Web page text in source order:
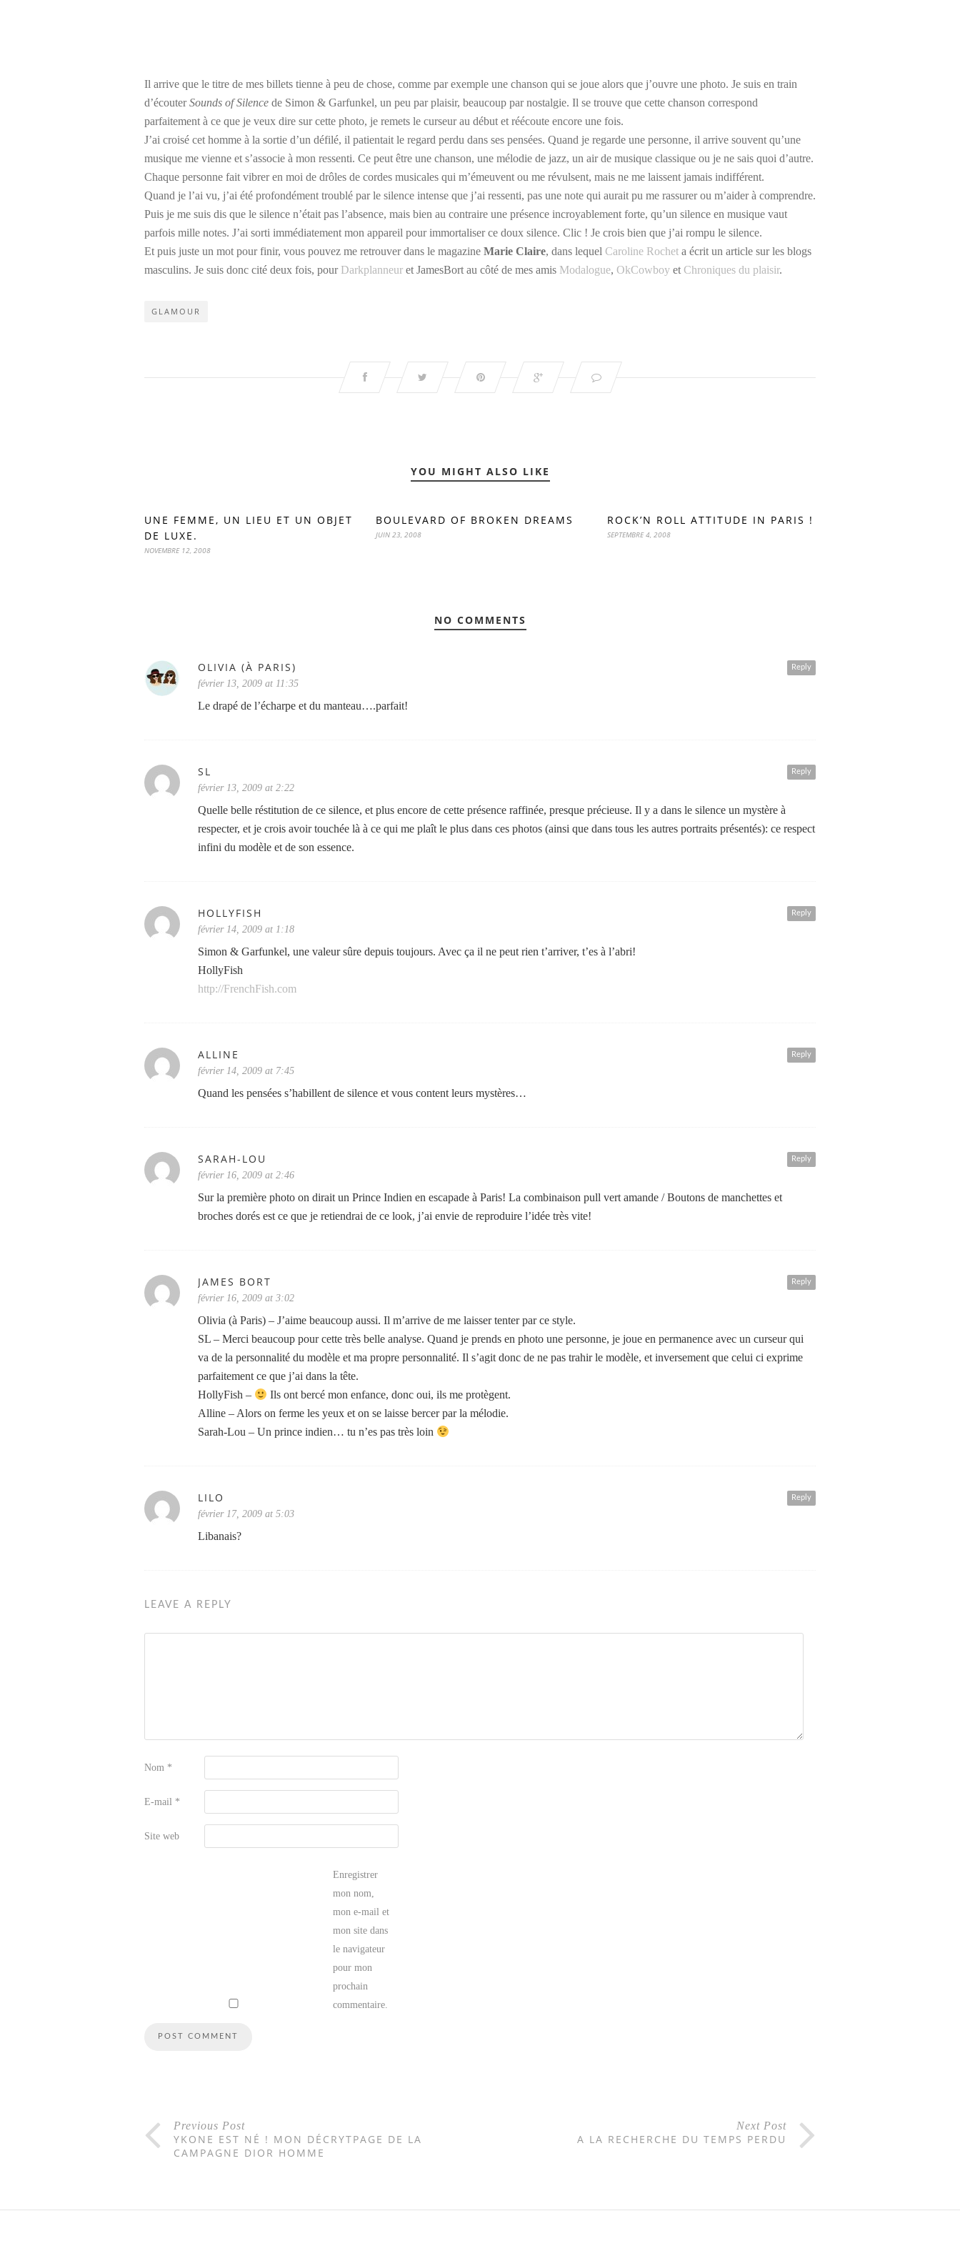
Il arrive que le titre de mes billets tienne à peu de chose, comme par exemple une chanson qui se joue alors que j’ouvre une photo. Je suis en train
d’écouterSounds of Silence de Simon & Garfunkel, un peu par plaisir, beaucoup par nostalgie. Il se trouve que cette chanson correspond
parfaitement à ce que je veux dire sur cette photo, je remets le curseur au début et réécoute encore une fois.
J’ai croisé cet homme à la sortie d’un défilé, il patientait le regard perdu dans ses pensées. Quand je regarde une personne, il arrive souvent qu’une
musique me vienne et s’associe à mon ressenti. Ce peut être une chanson, une mélodie de jazz, un air de musique classique ou je ne sais quoi d’autre.
Chaque personne fait vibrer en moi de drôles de cordes musicales qui m’émeuvent ou me révulsent, mais ne me laissent jamais indifférent.
Quand je l’ai vu, j’ai été profondément troublé par le silence intense que j’ai ressenti, pas une note qui aurait pu me rassurer ou m’aider à comprendre.
Puis je me suis dis que le silence n’était pas l’absence, mais bien au contraire une présence incroyablement forte, qu’un silence en musique vaut
parfois mille notes. J’ai sorti immédiatement mon appareil pour immortaliser ce doux silence. Clic ! Je crois bien que j’ai rompu le silence.
Et puis juste un mot pour finir, vous pouvez me retrouver dans le magazine Marie Claire, dans lequel Caroline Rochet a écrit un article sur les blogs
masculins. Je suis donc cité deux fois, pour Darkplanneur et JamesBort au côté de mes amis Modalogue, OkCowboy et Chroniques du plaisir.
GLAMOUR
YOU MIGHT ALSO LIKE
UNE FEMME, UN LIEU ET UN OBJET
DE LUXE.
NOVEMBRE 12, 2008
BOULEVARD OF BROKEN DREAMS
JUIN 23, 2008
ROCK’N ROLL ATTITUDE IN PARIS !
SEPTEMBRE 4, 2008
NO COMMENTS
Reply
OLIVIA (À PARIS)
février 13, 2009 at 11:35
Le drapé de l’écharpe et du manteau….parfait!
Reply
SL
février 13, 2009 at 2:22
Quelle belle réstitution de ce silence, et plus encore de cette présence raffinée, presque précieuse. Il y a dans le silence un mystère à
respecter, et je crois avoir touchée là à ce qui me plaît le plus dans ces photos (ainsi que dans tous les autres portraits présentés): ce respect
infini du modèle et de son essence.
Reply
HOLLYFISH
février 14, 2009 at 1:18
Simon & Garfunkel, une valeur sûre depuis toujours. Avec ça il ne peut rien t’arriver, t’es à l’abri!
HollyFish
http://FrenchFish.com
Reply
ALLINE
février 14, 2009 at 7:45
Quand les pensées s’habillent de silence et vous content leurs mystères…
Reply
SARAH-LOU
février 16, 2009 at 2:46
Sur la première photo on dirait un Prince Indien en escapade à Paris! La combinaison pull vert amande / Boutons de manchettes et
broches dorés est ce que je retiendrai de ce look, j’ai envie de reproduire l’idée très vite!
Reply
JAMES BORT
février 16, 2009 at 3:02
Olivia (à Paris) – J’aime beaucoup aussi. Il m’arrive de me laisser tenter par ce style.
SL – Merci beaucoup pour cette très belle analyse. Quand je prends en photo une personne, je joue en permanence avec un curseur qui
va de la personnalité du modèle et ma propre personnalité. Il s’agit donc de ne pas trahir le modèle, et inversement que celui ci exprime
parfaitement ce que j’ai dans la tête.
HollyFish –
Ils ont bercé mon enfance, donc oui, ils me protègent.
Alline – Alors on ferme les yeux et on se laisse bercer par la mélodie.
Sarah-Lou – Un prince indien… tu n’es pas très loin
Reply
LILO
février 17, 2009 at 5:03
Libanais?
LEAVE A REPLY
Nom *
E-mail *
Site web
Enregistrer
mon nom,
mon e-mail et
mon site dans
le navigateur
pour mon
prochain
commentaire.
Previous Post
YKONE EST NÉ ! MON DÉCRYTPAGE DE LA
CAMPAGNE DIOR HOMME
Next Post
A LA RECHERCHE DU TEMPS PERDU